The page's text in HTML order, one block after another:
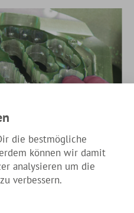
die bestmögliche
können wir damit
analysieren um die
verbessern.